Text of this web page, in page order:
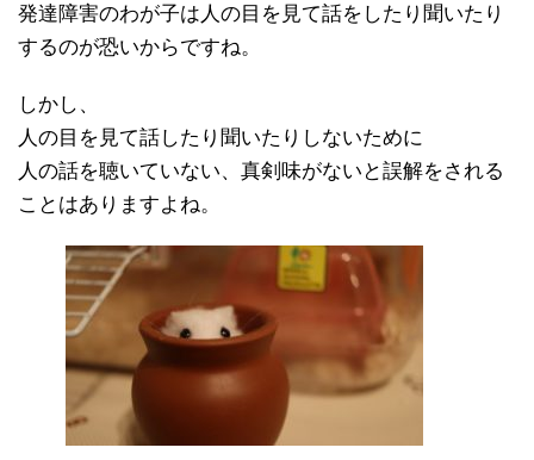
発達障害のわが子は人の目を見て話をしたり聞いたり
するのが恐いからですね。
しかし、
人の目を見て話したり聞いたりしないために
人の話を聴いていない、真剣味がないと誤解をされる
ことはありますよね。